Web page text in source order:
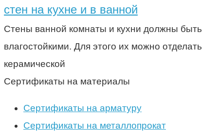
стен на кухне и в ванной
Стены ванной комнаты и кухни должны быть
влагостойкими. Для этого их можно отделать
керамической
Сертификаты на материалы
Сертификаты на арматуру
Сертификаты на металлопрокат